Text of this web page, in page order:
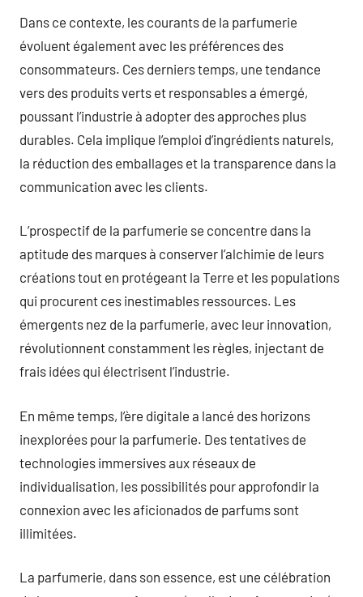
Dans ce contexte, les courants de la parfumerie
évoluent également avec les préférences des
consommateurs. Ces derniers temps, une tendance
vers des produits verts et responsables a émergé,
poussant l’industrie à adopter des approches plus
durables. Cela implique l’emploi d’ingrédients naturels,
la réduction des emballages et la transparence dans la
communication avec les clients.
L’prospectif de la parfumerie se concentre dans la
aptitude des marques à conserver l’alchimie de leurs
créations tout en protégeant la Terre et les populations
qui procurent ces inestimables ressources. Les
émergents nez de la parfumerie, avec leur innovation,
révolutionnent constamment les règles, injectant de
frais idées qui électrisent l’industrie.
En même temps, l’ère digitale a lancé des horizons
inexplorées pour la parfumerie. Des tentatives de
technologies immersives aux réseaux de
individualisation, les possibilités pour approfondir la
connexion avec les aficionados de parfums sont
illimitées.
La parfumerie, dans son essence, est une célébration